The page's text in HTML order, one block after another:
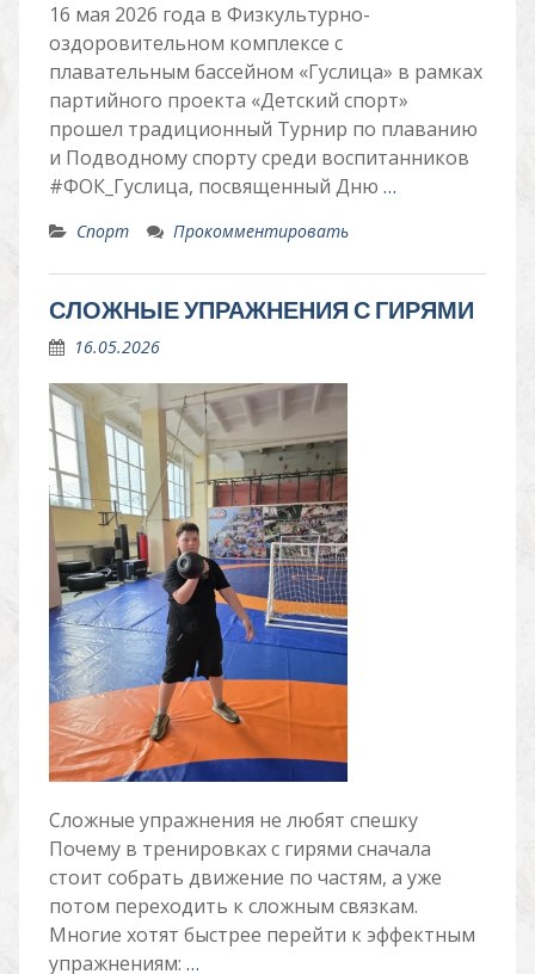
16 мая 2026 года в Физкультурно-
оздоровительном комплексе с
плавательным бассейном «Гуслица» в рамках
партийного проекта «Детский спорт»
прошел традиционный Турнир по плаванию
и Подводному спорту среди воспитанников
#ФОК_Гуслица, посвященный Дню …
Спорт Прокомментировать
СЛОЖНЫЕ УПРАЖНЕНИЯ С ГИРЯМИ
16.05.2026
Сложные упражнения не любят спешку
Почему в тренировках с гирями сначала
стоит собрать движение по частям, а уже
потом переходить к сложным связкам.
Многие хотят быстрее перейти к эффектным
упражнениям: …